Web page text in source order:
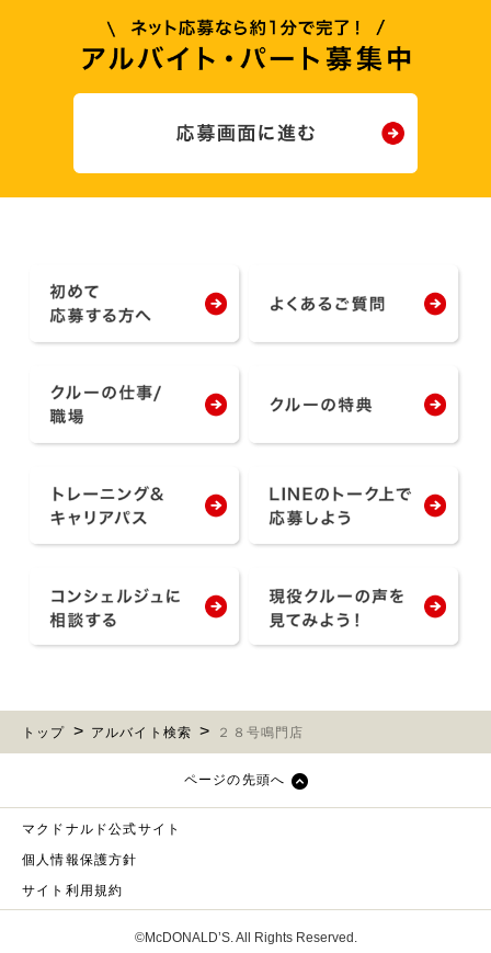
トップ アルバイト検索 ２８号鳴門店
ページの先頭へ
マクドナルド公式サイト
個人情報保護方針
サイト利用規約
©McDONALD’S. All Rights Reserved.